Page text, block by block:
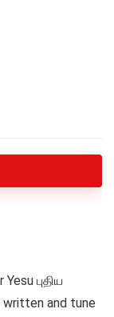
புதிய
written and tune